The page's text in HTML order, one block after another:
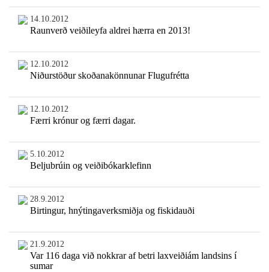
14.10.2012
Raunverð veiðileyfa aldrei hærra en 2013!
12.10.2012
Niðurstöður skoðanakönnunar Flugufrétta
12.10.2012
Færri krónur og færri dagar.
5.10.2012
Beljubrúin og veiðibókarklefinn
28.9.2012
Birtingur, hnýtingaverksmiðja og fiskidauði
21.9.2012
Var 116 daga við nokkrar af betri laxveiðiám landsins í
sumar